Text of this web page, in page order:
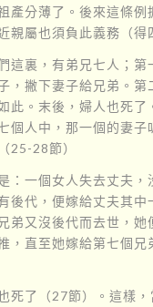
產分薄了。後來這條例
親屬也須負此義務（得
這裏，有弟兄七人；
，撇下妻子給兄弟。第
此。末後，婦人也死了
個人中，那一個的妻子
25-28節）
：一個女人失去丈夫，
後代，便嫁給丈夫其中
弟又沒後代而去世，她
，直至她嫁給第七個兄
死了（27節）。這樣，